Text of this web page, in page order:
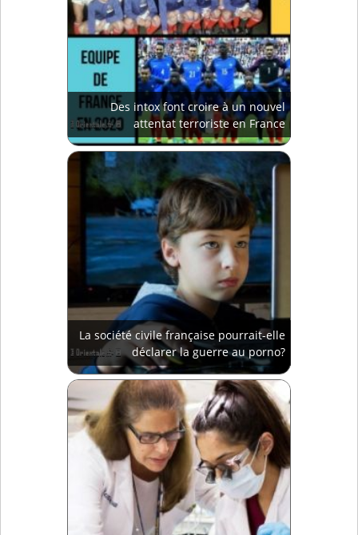
Des intox font croire à un nouvel
attentat terroriste en France
La société civile française pourrait-elle
déclarer la guerre au porno?